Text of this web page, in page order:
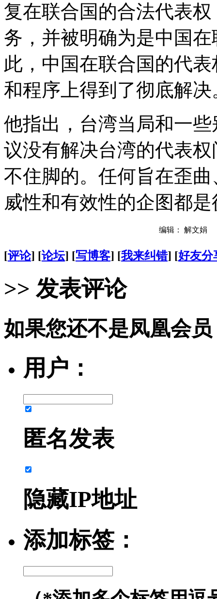
复在联合国的合法代表
务，并被明确为是中国
此，中国在联合国的代
和程序上得到了彻底解决
他指出，台湾当局和一
议没有解决台湾的代表
不住脚的。任何旨在歪
威性和有效性的企图都
编辑： 解文娟
[评论] [论坛] [写博客] [我来纠错] [好友分
>> 发表评论
如果您还不是凤凰会
用户：
匿名发表
隐藏IP地址
添加标签：